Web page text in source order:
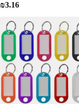
₪3.16